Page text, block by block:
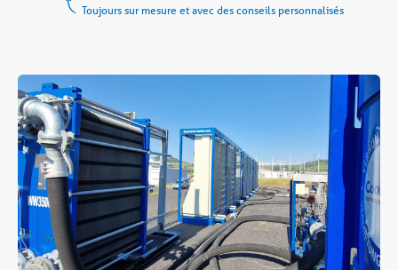
Toujours sur mesure et avec des conseils personnalisés